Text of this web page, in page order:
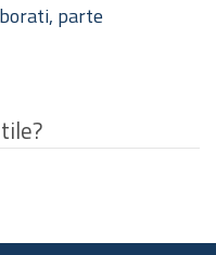
parte